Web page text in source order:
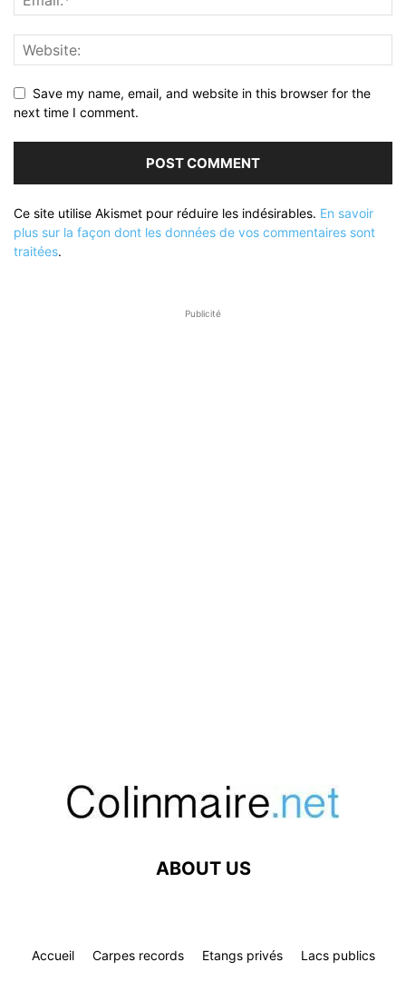
Save my name, email, and website in this browser for the
next time I comment.
Ce site utilise Akismet pour réduire les indésirables. En savoir
plus sur la façon dont les données de vos commentaires sont
traitées.
Publicité
ABOUT US
Accueil Carpes records Etangs privés Lacs publics